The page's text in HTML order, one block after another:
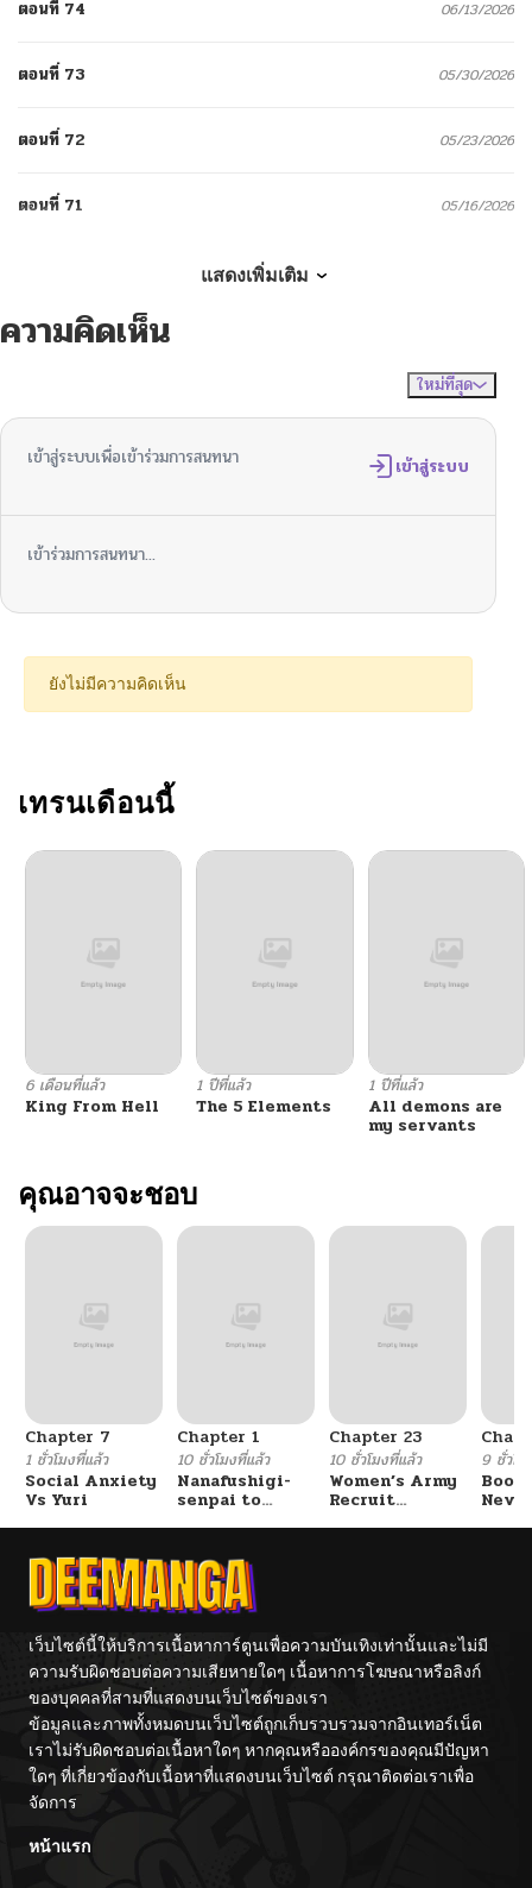
ตอนที่ 74 06/13/2026
ตอนที่ 73 05/30/2026
ตอนที่ 72 05/23/2026
ตอนที่ 71 05/16/2026
ตอนที่ 69
05/06/2026
ตอนที่ 67 05/06/2026
05/06/2026
ตอนที่ 64 04/07/2026
ตอนที่ 62
ตอนที่ 61
ตอนที่ 59 02/28/2026
ตอนที่ 58
ตอนที่ 57 02/14/2026
ตอนที่ 56
ตอนที่ 52 02/07/2026
ตอนที่ 51
ตอนที่ 50
ตอนที่ 49 02/07/2026
ตอนที่ 48 02/07/2026
ตอนที่ 47 02/07/2026
ตอนที่ 46
แสดงเพิ่มเติม
ความคิดเห็น
ใหม่ที่สุด
เข้าสู่ระบบเพื่อเข้าร่วมการสนทนา เข้าสู่ระบบ
เข้าร่วมการสนทนา...
ยังไม่มีความคิดเห็น
เทรนเดือนนี้
6 เดือนที่แล้ว
King From Hell
1 ปีที่แล้ว
The 5 Elements
1 ปีที่แล้ว
All demons are
my servants
คุณอาจจะชอบ
Chapter 7
1 ชั่วโมงที่แล้ว
Social Anxiety
Vs Yuri
Chapter 1
10 ชั่วโมงที่แล้ว
Nanafushigi-
senpai to
Chapter 23
10 ชั่วโมงที่แล้ว
Women’s Army
Recruit
9 ชั่วโม
เว็บไซต์นี้ให้บริการเนื้อหาการ์ตูนเพื่อความบันเทิงเท่านั้นและไม่มี
ความรับผิดชอบต่อความเสียหายใดๆ เนื้อหาการโฆษณาหรือลิงก์
ของบุคคลที่สามที่แสดงบนเว็บไซต์ของเรา
ข้อมูลและภาพทั้งหมดบนเว็บไซต์ถูกเก็บรวบรวมจากอินเทอร์เน็ต
เราไม่รับผิดชอบต่อเนื้อหาใดๆ หากคุณหรือองค์กรของคุณมีปัญหา
ใดๆ ที่เกี่ยวข้องกับเนื้อหาที่แสดงบนเว็บไซต์ กรุณาติดต่อเราเพื่อ
จัดการ
หน้าแรก